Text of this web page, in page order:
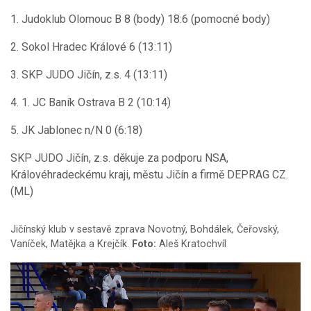
1. Judoklub Olomouc B 8 (body) 18:6 (pomocné body)
2. Sokol Hradec Králové 6 (13:11)
3. SKP JUDO Jičín, z.s. 4 (13:11)
4. 1. JC Baník Ostrava B 2 (10:14)
5. JK Jablonec n/N 0 (6:18)
SKP JUDO Jičín, z.s. děkuje za podporu NSA,
Královéhradeckému kraji, městu Jičín a firmě DEPRAG CZ.
(ML)
Jičínský klub v sestavě zprava Novotný, Bohdálek, Čeřovský,
Vaníček, Matějka a Krejčík. Foto: Aleš Kratochvíl